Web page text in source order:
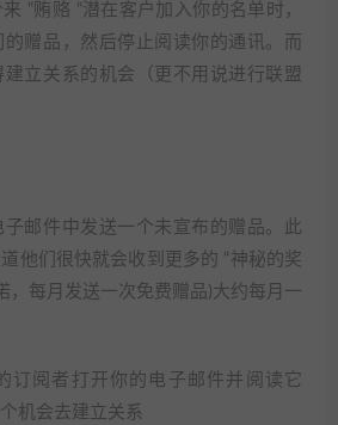
“贿赂 “潜在客户加入你的名单时，
赠品，然后停止阅读你的通讯。而
立关系的机会（更不用说进行联盟
邮件中发送一个未宣布的赠品。此
他们很快就会收到更多的 “神秘的奖
，每月发送一次免费赠品)大约每月一
订阅者打开你的电子邮件并阅读它
机会去建立关系